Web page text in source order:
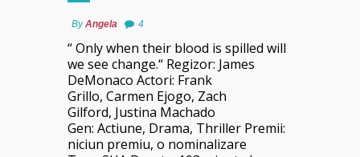
ByAngela 4
“ Only when their blood is spilled will
we see change.“ Regizor: James
DeMonaco Actori: Frank
Grillo, Carmen Ejogo, Zach
Gilford, Justina Machado
Gen: Actiune, Drama, Thriller Premii:
niciun premiu, o nominalizare